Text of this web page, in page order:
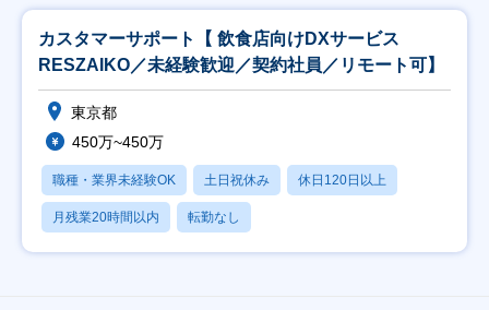
カスタマーサポート【 飲食店向けDXサービス
RESZAIKO／未経験歓迎／契約社員／リモート可】
東京都
450万~450万
職種・業界未経験OK 土日祝休み 休日120日以上
月残業20時間以内 転勤なし